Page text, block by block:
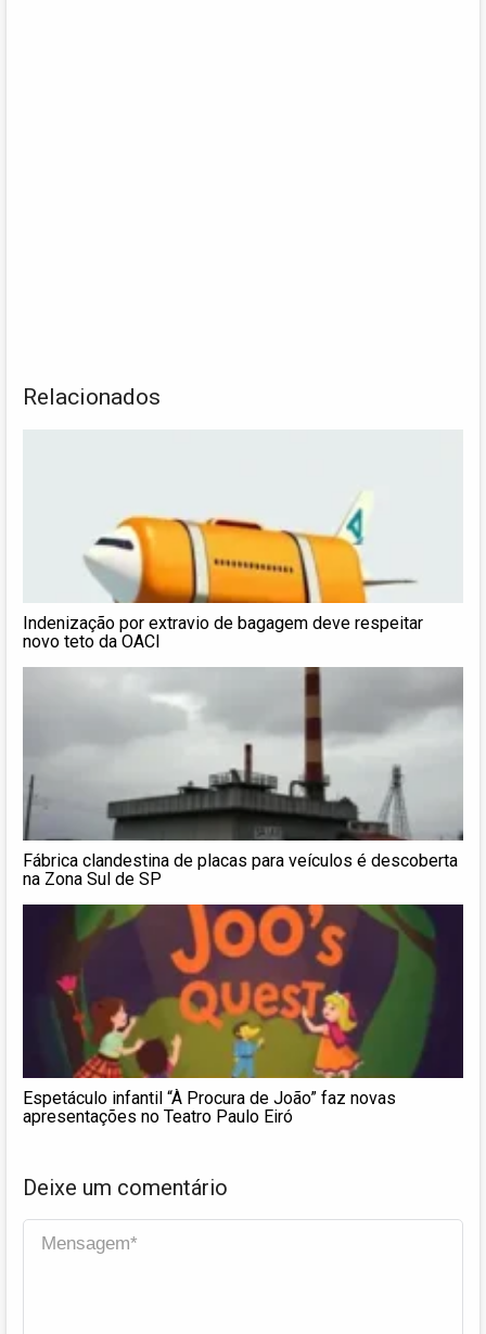
Relacionados
Indenização por extravio de bagagem deve respeitar
novo teto da OACI
Fábrica clandestina de placas para veículos é descoberta
na Zona Sul de SP
Espetáculo infantil “À Procura de João” faz novas
apresentações no Teatro Paulo Eiró
Deixe um comentário